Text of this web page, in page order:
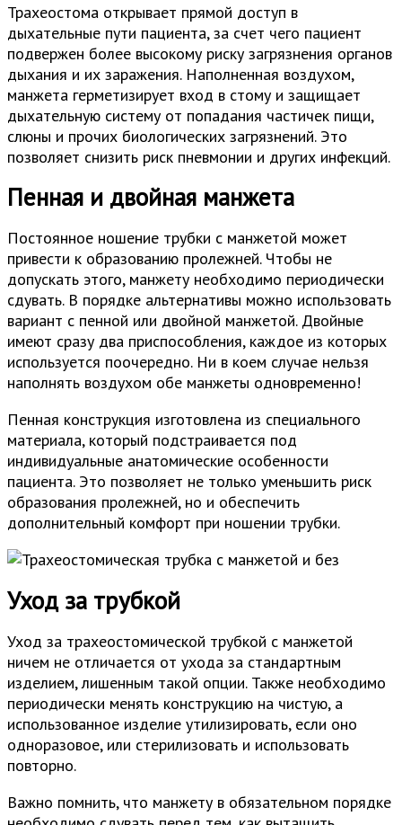
Трахеостома открывает прямой доступ в
дыхательные пути пациента, за счет чего пациент
подвержен более высокому риску загрязнения органов
дыхания и их заражения. Наполненная воздухом,
манжета герметизирует вход в стому и защищает
дыхательную систему от попадания частичек пищи,
слюны и прочих биологических загрязнений. Это
позволяет снизить риск пневмонии и других инфекций.
Пенная и двойная манжета
Постоянное ношение трубки с манжетой может
привести к образованию пролежней. Чтобы не
допускать этого, манжету необходимо периодически
сдувать. В порядке альтернативы можно использовать
вариант с пенной или двойной манжетой. Двойные
имеют сразу два приспособления, каждое из которых
используется поочередно. Ни в коем случае нельзя
наполнять воздухом обе манжеты одновременно!
Пенная конструкция изготовлена из специального
материала, который подстраивается под
индивидуальные анатомические особенности
пациента. Это позволяет не только уменьшить риск
образования пролежней, но и обеспечить
дополнительный комфорт при ношении трубки.
Уход за трубкой
Уход за трахеостомической трубкой с манжетой
ничем не отличается от ухода за стандартным
изделием, лишенным такой опции. Также необходимо
периодически менять конструкцию на чистую, а
использованное изделие утилизировать, если оно
одноразовое, или стерилизовать и использовать
повторно.
Важно помнить, что манжету в обязательном порядке